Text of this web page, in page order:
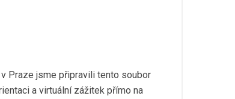
Praze jsme připravili tento soubor
a virtuální zážitek přímo na